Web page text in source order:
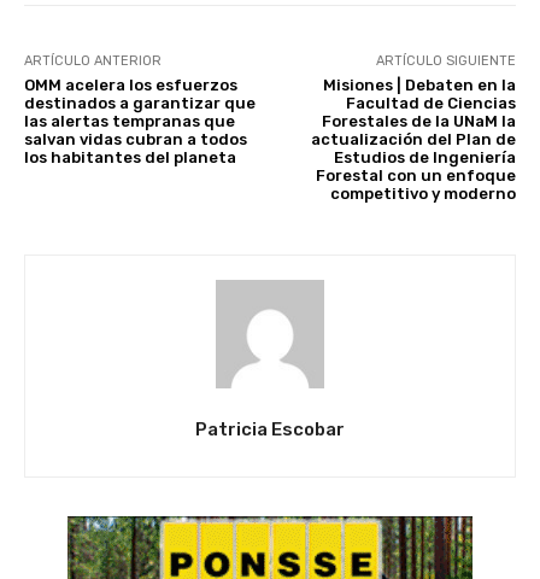
ARTÍCULO ANTERIOR
OMM acelera los esfuerzos
destinados a garantizar que
las alertas tempranas que
salvan vidas cubran a todos
los habitantes del planeta
ARTÍCULO SIGUIENTE
Misiones | Debaten en la
Facultad de Ciencias
Forestales de la UNaM la
actualización del Plan de
Estudios de Ingeniería
Forestal con un enfoque
competitivo y moderno
Patricia Escobar